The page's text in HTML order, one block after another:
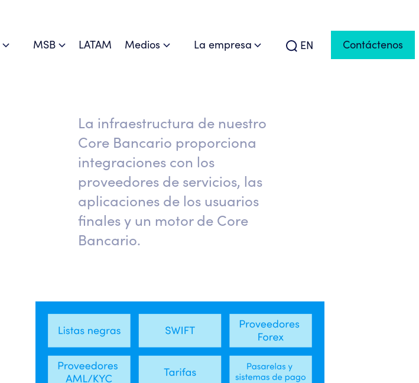
MSB LATAM Medios La empresa EN Contáctenos
La infraestructura de nuestro
Core Bancario proporciona
integraciones con los
proveedores de servicios, las
aplicaciones de los usuarios
finales y un motor de Core
Bancario.